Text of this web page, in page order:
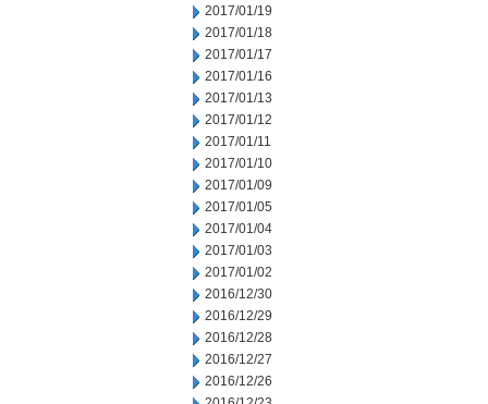
2017/01/19
2017/01/18
2017/01/17
2017/01/16
2017/01/13
2017/01/12
2017/01/11
2017/01/10
2017/01/09
2017/01/05
2017/01/04
2017/01/03
2017/01/02
2016/12/30
2016/12/29
2016/12/28
2016/12/27
2016/12/26